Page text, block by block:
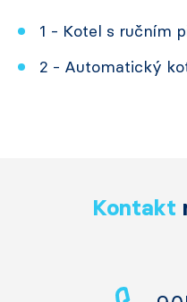
1 - Kotel s ručním
2 - Automatický
Kontakt